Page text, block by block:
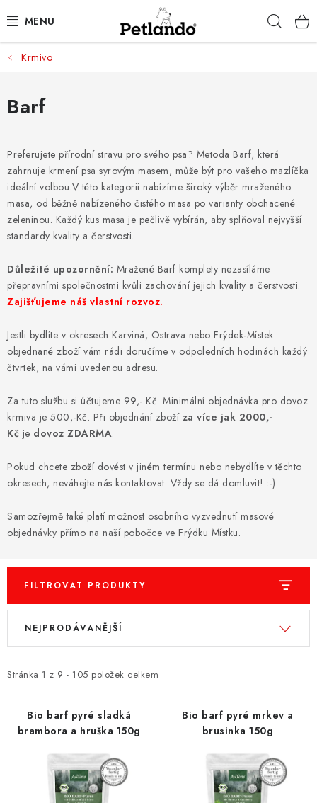
na
PRO PSY
PRO KOČKY
ZACHRAŇ PRODUKT
O NÁS
KONTAKTY
PŘIHLÁSIT SE
REGISTROVAT
Jak vyměnit či vrátit zboží
Podmínky ochrany osobních údajů
Krmivo
Barf
Preferujete přírodní stravu pro svého psa? Metoda Barf, která
zahrnuje krmení psa syrovým masem, může být pro vašeho mazlíčka
ideální volbou.V této kategorii nabízíme široký výběr mraženého
masa, od běžně nabízeného čistého masa po varianty obohacené
zeleninou. Každý kus masa je pečlivě vybírán, aby splňoval nejvyšší
standardy kvality a čerstvosti.
Důležité upozornění: Mražené Barf komplety nezasíláme
přepravními společnostmi kvůli zachování jejich kvality a čerstvosti.
Zajišťujeme náš vlastní rozvoz.
Jestli bydlíte v okresech Karviná, Ostrava nebo Frýdek-Místek
objednané zboží vám rádi doručíme v odpoledních hodinách každý
čtvrtek, na vámi uvedenou adresu.
Za tuto službu si účtujeme 99,- Kč. Minimální objednávka pro dovoz
krmiva je 500,-Kč. Při objednání zboží za více jak 2000,-
Kč je dovoz ZDARMA.
Pokud chcete zboží dovést v jiném termínu nebo nebydlíte v těchto
okresech, neváhejte nás kontaktovat. Vždy se dá domluvit! :-)
Samozřejmě také platí možnost osobního vyzvednutí masové
objednávky přímo na naší pobočce ve Frýdku Místku.
FILTROVAT PRODUKTY
V
i
Stránka 1 z 9 - 105 položek celkem
Ř
e
NEJPRODÁVANĚJŠÍ
Bio barf pyré sladká
brambora a hruška 150g
Bio barf pyré mrkev a
brusinka 150g